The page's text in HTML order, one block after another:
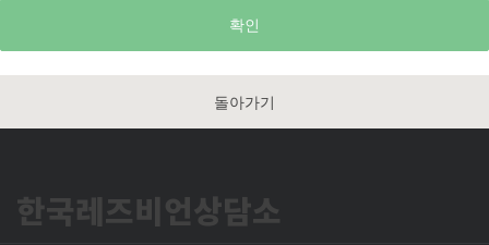
돌아가기
한국레즈비언상담소